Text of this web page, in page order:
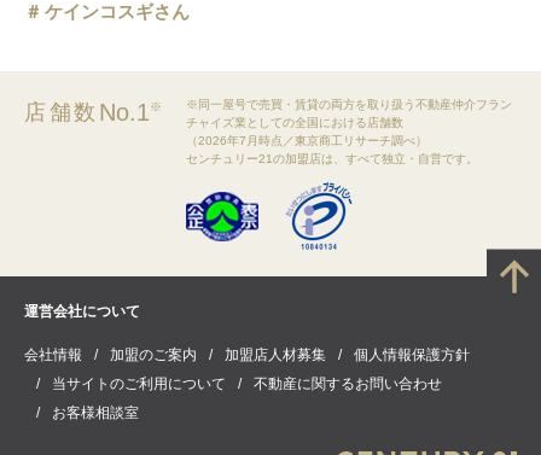
ケインコスギさん
店舗数 No.1※
※同一屋号で売買・賃貸の両方を取り扱う不動産仲介フラン
チャイズ業としての全国における店舗数
（2026年7月時点／東京商工リサーチ調べ）
センチュリー21の加盟店は、すべて独立・自営です。
運営会社について
会社情報 加盟のご案内 加盟店人材募集
個人情報保護方針
当サイトのご利用について
不動産に関するお問い合わせ
お客様相談室